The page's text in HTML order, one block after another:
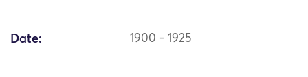
Date: 1900 - 1925